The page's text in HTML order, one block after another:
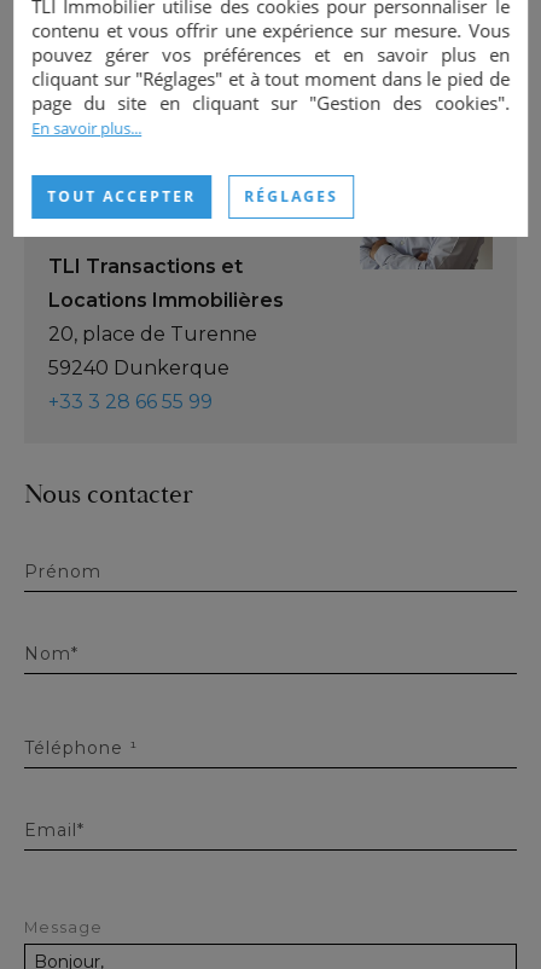
INTERLOCUTEUR
Négociateur
+33 6 43 35 31 87
TLI Transactions et
Locations Immobilières
20, place de Turenne
59240 Dunkerque
+33 3 28 66 55 99
Nous contacter
Prénom
Nom*
Téléphone ¹
Email*
Message
TLI Immobilier utilise des cookies pour personnaliser le
contenu et vous offrir une expérience sur mesure. Vous
pouvez gérer vos préférences et en savoir plus en
cliquant sur "Réglages" et à tout moment dans le pied de
page du site en cliquant sur "Gestion des cookies".
En savoir plus...
TOUT ACCEPTER RÉGLAGES